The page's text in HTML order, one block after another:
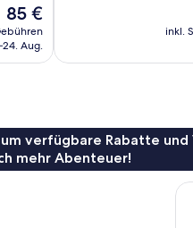
Der
Preis
beträgt
85 €
Aug.
inkl.
verfügbare Rabatte
mehr Abenteuer!